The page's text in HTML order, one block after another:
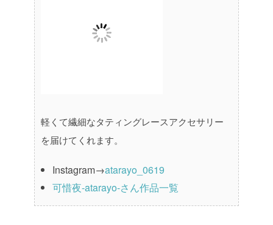
軽くて繊細なタティングレースアクセサリー
を届けてくれます。
Instagram→atarayo_0619
可惜夜-atarayo-さん作品一覧